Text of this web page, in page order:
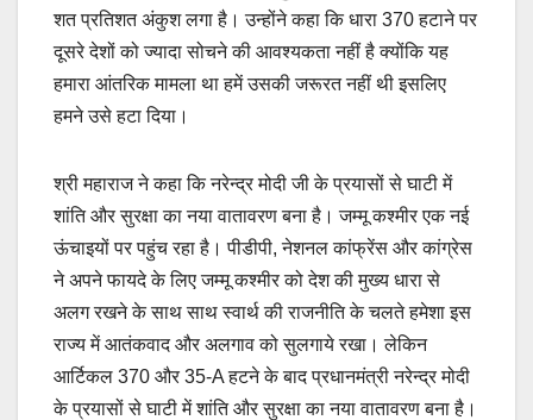
शत प्रतिशत अंकुश लगा है। उन्होंने कहा कि धारा 370 हटाने पर
दूसरे देशों को ज्यादा सोचने की आवश्यकता नहीं है क्योंकि यह
हमारा आंतरिक मामला था हमें उसकी जरूरत नहीं थी इसलिए
हमने उसे हटा दिया।
श्री महाराज ने कहा कि नरेन्द्र मोदी जी के प्रयासों से घाटी में
शांति और सुरक्षा का नया वातावरण बना है। जम्मू कश्मीर एक नई
ऊंचाइयों पर पहुंच रहा है। पीडीपी, नेशनल कांफ्रेंस और कांग्रेस
ने अपने फायदे के लिए जम्मू कश्मीर को देश की मुख्य धारा से
अलग रखने के साथ साथ स्वार्थ की राजनीति के चलते हमेशा इस
राज्य में आतंकवाद और अलगाव को सुलगाये रखा। लेकिन
आर्टिकल 370 और 35-A हटने के बाद प्रधानमंत्री नरेन्द्र मोदी
के प्रयासों से घाटी में शांति और सुरक्षा का नया वातावरण बना है।